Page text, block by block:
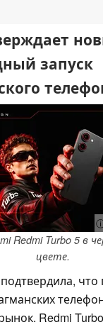
запуск
Redmi Turbo 5 в
цвете.
Redmi